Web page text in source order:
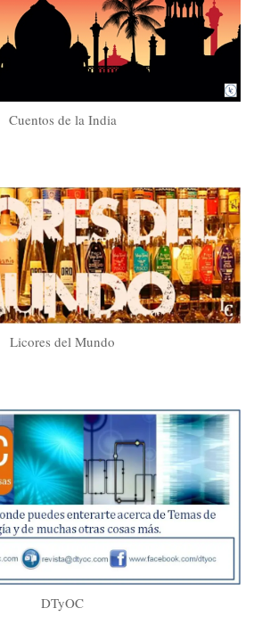
Cuentos de la India
Licores del Mundo
DTyOC